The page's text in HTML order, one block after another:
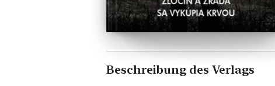
Beschreibung des Verlags